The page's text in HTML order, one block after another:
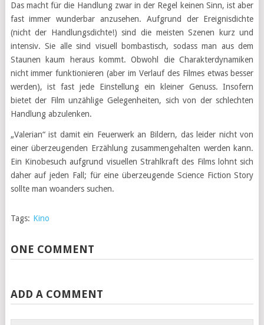
Das macht für die Handlung zwar in der Regel keinen Sinn, ist aber
fast immer wunderbar anzusehen. Aufgrund der Ereignisdichte
(nicht der Handlungsdichte!) sind die meisten Szenen kurz und
intensiv. Sie alle sind visuell bombastisch, sodass man aus dem
Staunen kaum heraus kommt. Obwohl die Charakterdynamiken
nicht immer funktionieren (aber im Verlauf des Filmes etwas besser
werden), ist fast jede Einstellung ein kleiner Genuss. Insofern
bietet der Film unzählige Gelegenheiten, sich von der schlechten
Handlung abzulenken.
„Valerian“ ist damit ein Feuerwerk an Bildern, das leider nicht von
einer überzeugenden Erzählung zusammengehalten werden kann.
Ein Kinobesuch aufgrund visuellen Strahlkraft des Films lohnt sich
daher auf jeden Fall; für eine überzeugende Science Fiction Story
sollte man woanders suchen.
Tags: Kino
ONE COMMENT
ADD A COMMENT